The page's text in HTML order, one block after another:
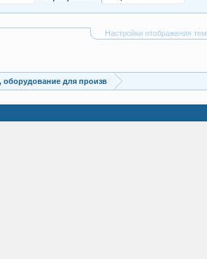
Настройки отображения тем
оборудование для произв